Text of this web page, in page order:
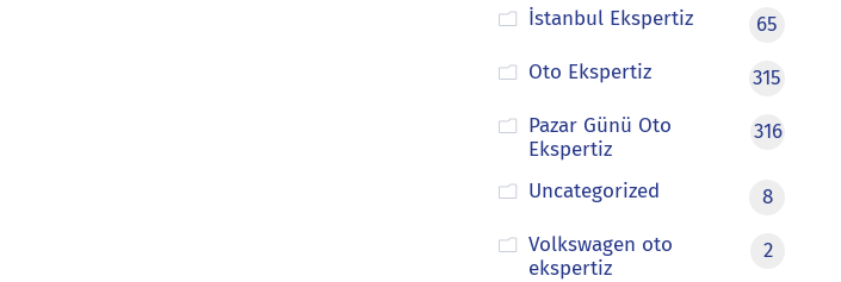
İstanbul Ekspertiz
65
Oto Ekspertiz
315
Pazar Günü Oto
Ekspertiz
316
Uncategorized
8
Volkswagen oto
ekspertiz
2